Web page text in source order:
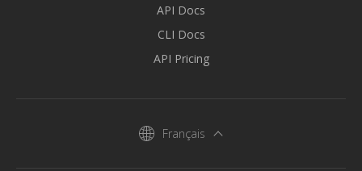
API Docs
CLI Docs
API Pricing
Français